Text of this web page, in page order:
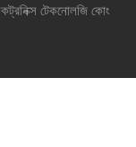
টেকনোলজি কোং